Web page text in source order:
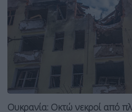
Ουκρανία: Οκτώ νεκροί από